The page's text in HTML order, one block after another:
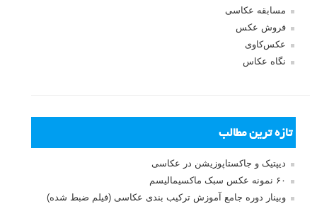
مسابقه عکاسی
فروش عکس
عکس‌کاوی
نگاه عکاس
تازه ترین مطالب
دیپتیک و جاکستا‌پوزیشن در عکاسی
۶۰ نمونه عکس سبک ماکسیمالیسم
وبینار دوره جامع آموزش ترکیب بندی عکاسی (فیلم ضبط شده)